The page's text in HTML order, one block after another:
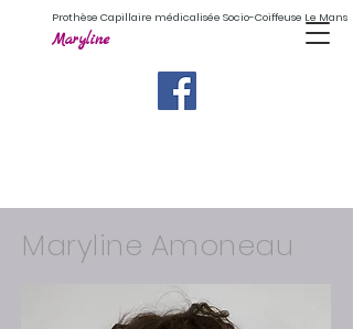
Maryline
Prothèse Capillaire médicalisée Socio-Coiffeuse Le Mans
Maryline Amoneau